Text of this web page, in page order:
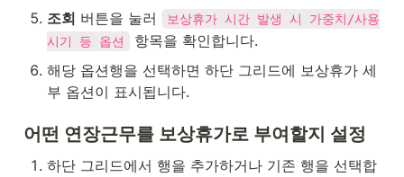
조회 버튼을 눌러
보상휴가 시간 발생 시 가중치/사용
시기 등 옵션
항목을 확인합니다.
해당 옵션행을 선택하면 하단 그리드에 보상휴가 세
부 옵션이 표시됩니다.
어떤 연장근무를 보상휴가로 부여할지 설정
하단 그리드에서 행을 추가하거나 기존 행을 선택합